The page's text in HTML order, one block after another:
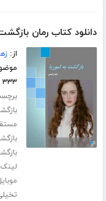
دانلود کتاب رمان
از:
۳۳۳ صفحه